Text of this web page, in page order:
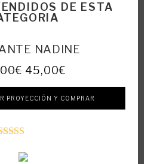
DE ESTA
NADINE
€ 45,00€
PROYECCIÓN Y COMPRAR
5.00de 5